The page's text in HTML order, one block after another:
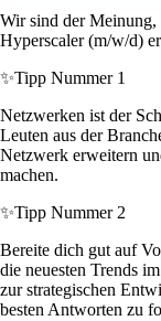
Wir sind der Meinung,
Hyperscaler (m/w/d)
✨Tipp Nummer 1
Netzwerken ist der
Leuten aus der
Netzwerk erweitern
machen.
✨Tipp Nummer 2
Bereite dich gut auf
die neuesten Trends
zur strategischen
besten Antworten zu